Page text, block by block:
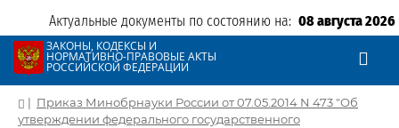
Актуальные документы по состоянию на: 08 августа 2026
ЗАКОНЫ, КОДЕКСЫ И
НОРМАТИВНО-ПРАВОВЫЕ АКТЫ
РОССИЙСКОЙ ФЕДЕРАЦИИ
| Приказ Минобрнауки России от 07.05.2014 N 473 "Об
утверждении федерального государственного